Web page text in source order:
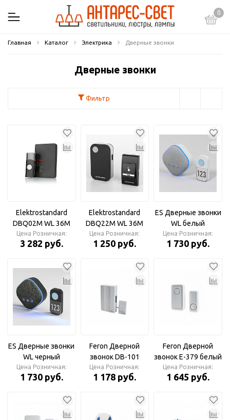
0
Главная Каталог Электрика Дверные звонки
Дверные звонки
Фильтр
Elektrostandard
DBQ02M WL 36M
клетка Дверной
звонок
Цена Розничная:
3 282 руб.
Elektrostandard
DBQ22M WL 36M
IP40 Черный
Дверной звонок
Цена Розничная:
1 250 руб.
ES Дверные звонки
WL белый
Цена Розничная:
1 730 руб.
ES Дверные звонки
WL черный
Цена Розничная:
1 730 руб.
Feron Дверной
звонок DB-101
белый проводной
Цена Розничная:
1 178 руб.
Feron Дверной
звонок E-379 белый
18 мелодий
Цена Розничная:
1 645 руб.